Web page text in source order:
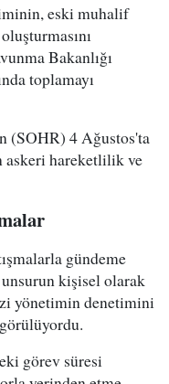
eski muhalif
Bakanlığı
toplamayı
(SOHR) 4 Ağustos'ta
askeri hareketlilik ve
gündeme
kişisel olarak
yönetimin denetimini
görev süresi